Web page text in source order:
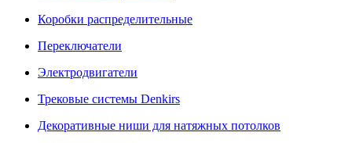
Коробки распределительные
Переключатели
Электродвигатели
Трековые системы Denkirs
Декоративные ниши для натяжных потолков